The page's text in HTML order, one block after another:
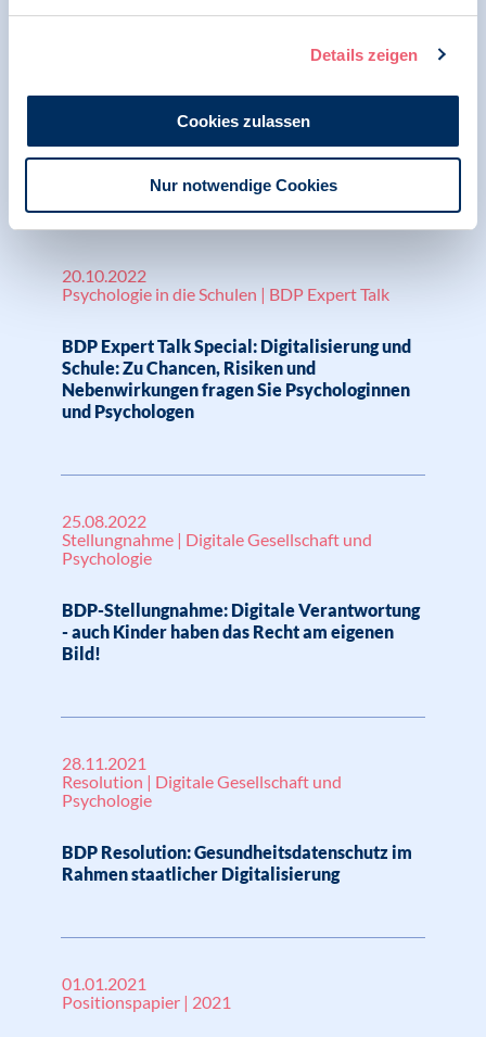
Details zeigen
Cookies zulassen
Nur notwendige Cookies
31.07.2023
BDP sieht weiterhin Schutz von
Gesundheitsdaten in Gefahr und
Nachbesserungsbedarf bei
Digitalisierungsgesetz (DigiG)
20.10.2022
Psychologie in die Schulen | BDP Expert Talk
BDP Expert Talk Special: Digitalisierung und
Schule: Zu Chancen, Risiken und
Nebenwirkungen fragen Sie Psychologinnen
und Psychologen
25.08.2022
Stellungnahme | Digitale Gesellschaft und
Psychologie
BDP-Stellungnahme: Digitale Verantwortung
- auch Kinder haben das Recht am eigenen
Bild!
28.11.2021
Resolution | Digitale Gesellschaft und
Psychologie
BDP Resolution: Gesundheitsdatenschutz im
Rahmen staatlicher Digitalisierung
01.01.2021
Positionspapier | 2021